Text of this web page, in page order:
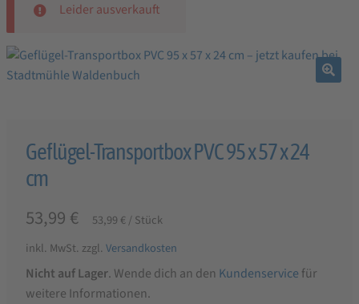
Leider ausverkauft
Geflügel-Transportbox PVC 95 x 57 x 24
cm
53,99 € 53,99 €/Stück
inkl. MwSt. zzgl. Versandkosten
Nicht auf Lager. Wende dich an den Kundenservice für
weitere Informationen.